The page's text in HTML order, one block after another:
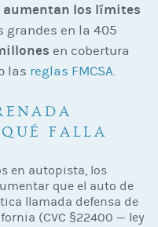
aumentan los límites
grandes en la 405
en cobertura
las reglas FMCSA.
FALLA
en autopista, los
que el auto de
llamada defensa de
(CVC §22400 — ley